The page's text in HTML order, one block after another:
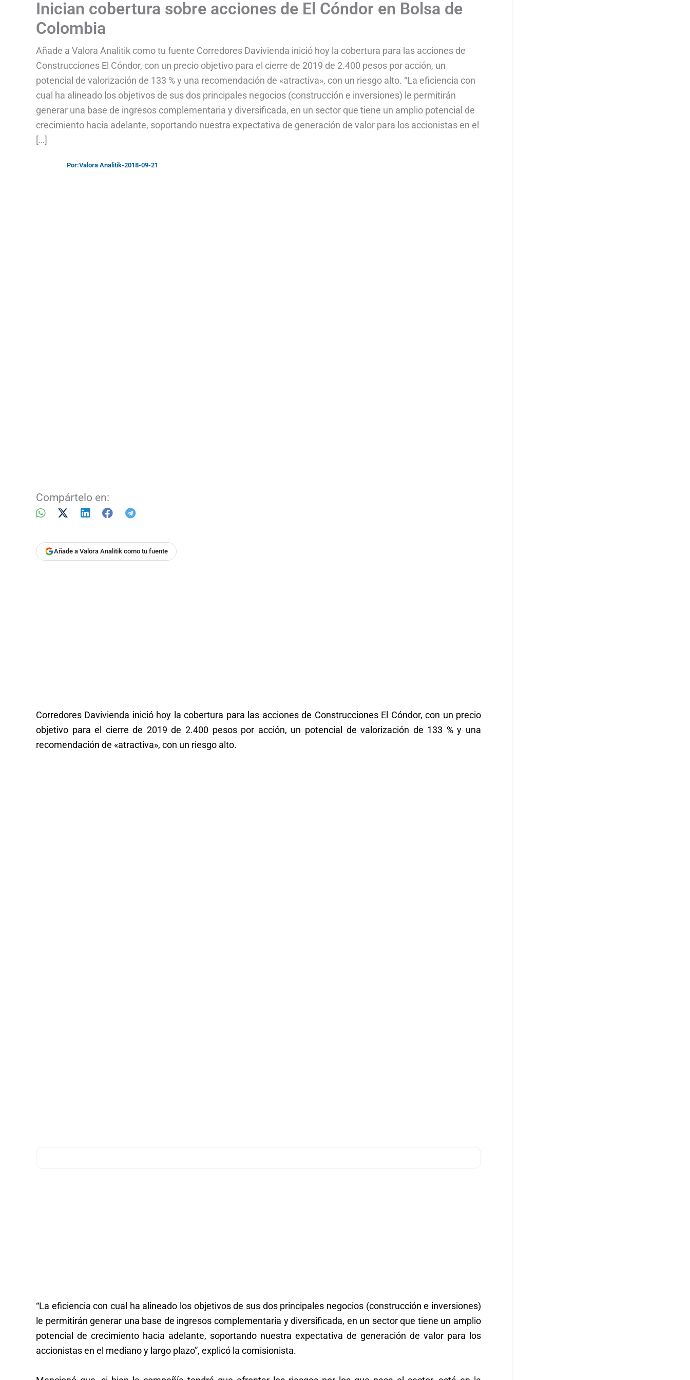
Inician cobertura sobre acciones de El Cóndor en Bolsa de
Colombia
Añade a Valora Analitik como tu fuente Corredores Davivienda inició hoy la cobertura para las acciones de
Construcciones El Cóndor, con un precio objetivo para el cierre de 2019 de 2.400 pesos por acción, un
potencial de valorización de 133 % y una recomendación de «atractiva», con un riesgo alto. “La eficiencia con
cual ha alineado los objetivos de sus dos principales negocios (construcción e inversiones) le permitirán
generar una base de ingresos complementaria y diversificada, en un sector que tiene un amplio potencial de
crecimiento hacia adelante, soportando nuestra expectativa de generación de valor para los accionistas en el
[…]
Por:Valora Analitik-2018-09-21
Compártelo en:
Añade a Valora Analitik como tu fuente
Corredores Davivienda inició hoy la cobertura para las acciones de Construcciones El Cóndor, con un precio
objetivo para el cierre de 2019 de 2.400 pesos por acción, un potencial de valorización de 133 % y una
recomendación de «atractiva», con un riesgo alto.
“La eficiencia con cual ha alineado los objetivos de sus dos principales negocios (construcción e inversiones)
le permitirán generar una base de ingresos complementaria y diversificada, en un sector que tiene un amplio
potencial de crecimiento hacia adelante, soportando nuestra expectativa de generación de valor para los
accionistas en el mediano y largo plazo”, explicó la comisionista.